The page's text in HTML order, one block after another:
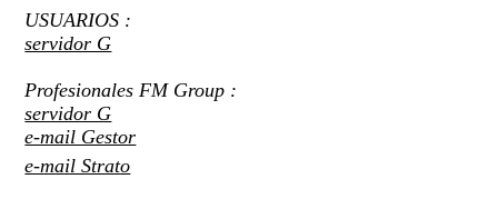
USUARIOS :
servidor G
Profesionales FM Group :
servidor G
e-mail Gestor
e-mail Strato